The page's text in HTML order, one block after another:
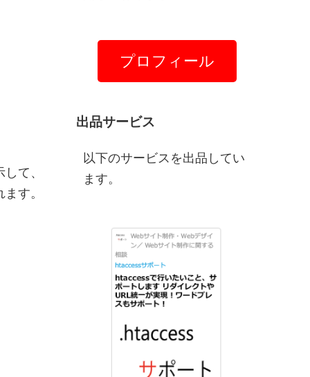
て、
す。
プロフィール
出品サービス
以下のサービスを出品してい
ます。